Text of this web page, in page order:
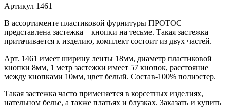
Артикул 1461
В ассортименте пластиковой фурнитуры ПРОТОС
представлена застежка – кнопки на тесьме. Такая застежка
притачивается к изделию, комплект состоит из двух частей.
Арт. 1461 имеет ширину ленты 18мм, диаметр пластиковой
кнопки 8мм, 1 метр застежки имеет 57 кнопок, расстояние
между кнопками 10мм, цвет белый. Состав-100% полиэстер.
Такая застежка часто применяется в корсетных изделиях,
нательном белье, а также платьях и блузках. Заказать и купить